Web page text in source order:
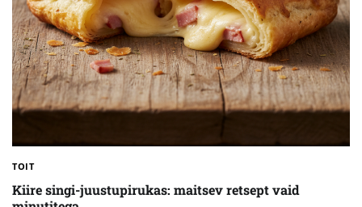
TOIT
Kiire singi-juustupirukas: maitsev retsept vaid